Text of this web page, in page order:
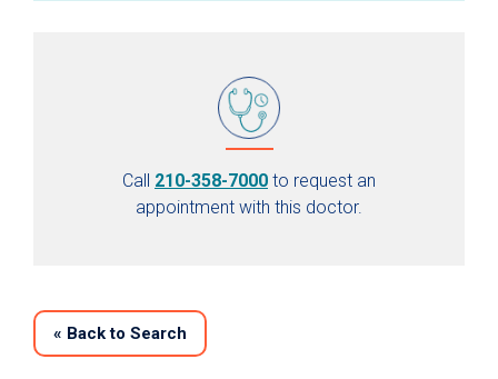
Call 210-358-7000 to request an
appointment with this doctor.
« Back to Search